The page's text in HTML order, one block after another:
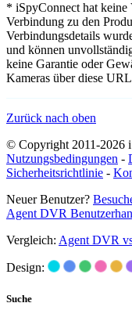
* iSpyConnect hat
Verbindung zu den
Verbindungsdetails
und können
keine Garantie oder
Kameras über diese
Zurück nach oben
© Copyright 2011-2026
Nutzungsbedingungen -
Sicherheitsrichtlinie -
Neuer Benutzer?
Agent DVR
Vergleich: Agent DVR
Design:
Suche